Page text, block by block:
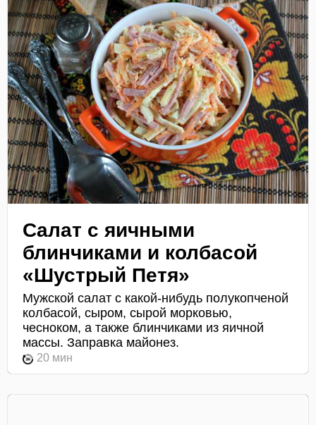
Салат с яичными
блинчиками и колбасой
«Шустрый Петя»
Мужской салат с какой-нибудь полукопченой
колбасой, сыром, сырой морковью,
чесноком, а также блинчиками из яичной
массы. Заправка майонез.
20 мин